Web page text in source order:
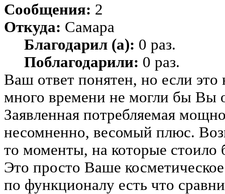
Сообщения: 2
Откуда: Самара
Благодарил (а): 0 раз.
Поблагодарили: 0 раз.
Ваш ответ понятен, но если
много времени не могли бы Вы
Заявленная потребляемая
несомненно, весомый плюс.
то моменты, на которые стоило
Это просто Ваше
по функционалу есть что